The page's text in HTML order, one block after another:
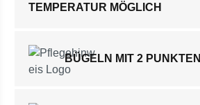
TEMPERATUR MÖGLICH
BÜGELN MIT 2 PUNKTEN